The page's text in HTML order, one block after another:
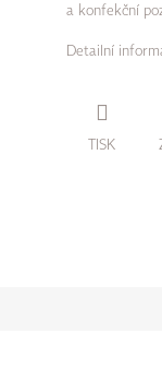
a konfekční
Detailní
TISK